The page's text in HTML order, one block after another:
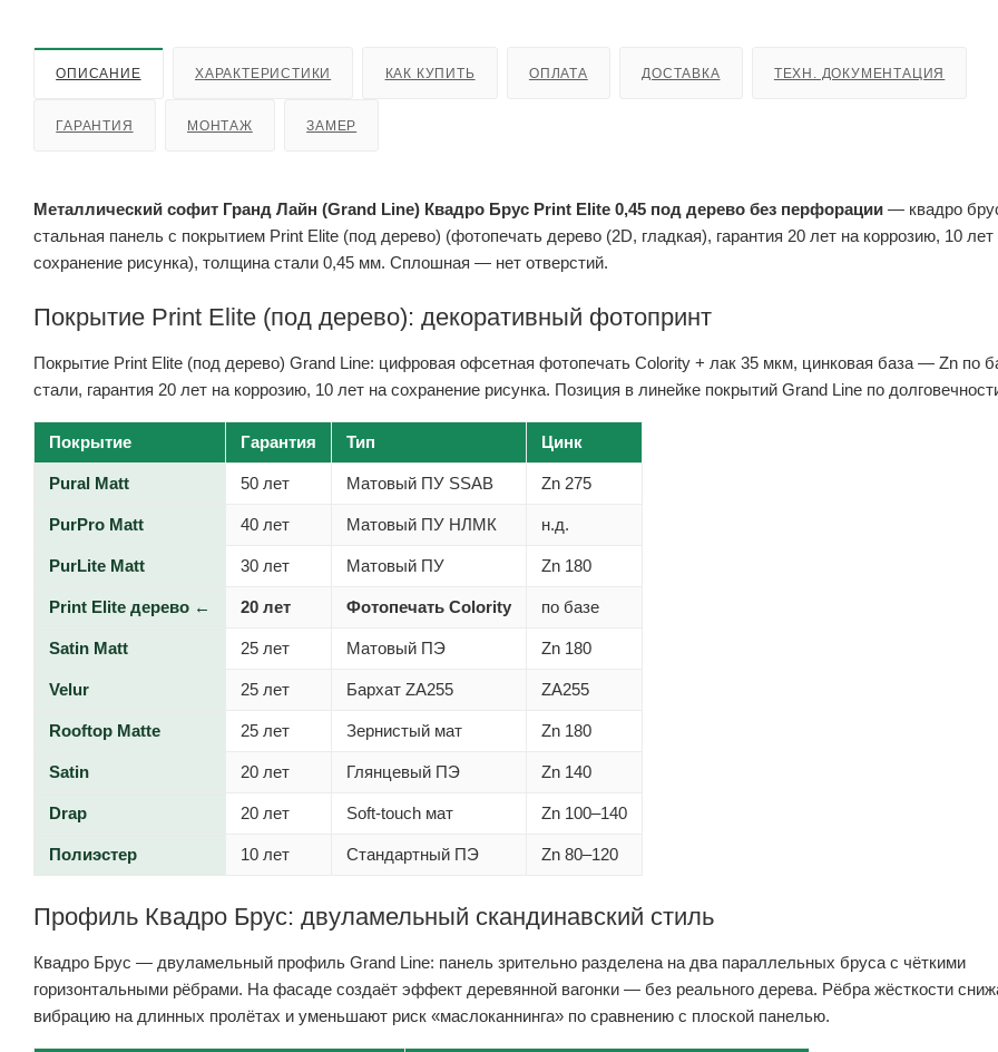
ОПИСАНИЕ ХАРАКТЕРИСТИКИ КАК КУПИТЬ ОПЛАТА ДОСТАВКА ТЕХН. ДОКУМЕНТАЦИЯ
ГАРАНТИЯ МОНТАЖ ЗАМЕР
Металлический софит Гранд Лайн (Grand Line) Квадро Брус Print Elite 0,45 под дерево без перфорации — квадро
стальная панель с покрытием Print Elite (под дерево) (фотопечать дерево (2D, гладкая), гарантия 20 лет на коррозию, 10 лет
сохранение рисунка), толщина стали 0,45 мм. Сплошная — нет отверстий.
Покрытие Print Elite (под дерево): декоративный фотопринт
Покрытие Print Elite (под дерево) Grand Line: цифровая офсетная фотопечать Colority + лак 35 мкм, цинковая база — Zn по
стали, гарантия 20 лет на коррозию, 10 лет на сохранение рисунка. Позиция в линейке покрытий Grand Line по
Покрытие Гарантия Тип Цинк
Pural Matt 50 лет Матовый ПУ SSAB Zn 275
PurPro Matt 40 лет Матовый ПУ НЛМК н.д.
PurLite Matt 30 лет Матовый ПУ Zn 180
Print Elite дерево ← 20 лет Фотопечать Colority по базе
Satin Matt 25 лет Матовый ПЭ Zn 180
Velur 25 лет Бархат ZA255 ZA255
Rooftop Matte 25 лет Зернистый мат Zn 180
Satin 20 лет Глянцевый ПЭ Zn 140
Drap 20 лет Soft-touch мат Zn 100–140
Полиэстер 10 лет Стандартный ПЭ Zn 80–120
Профиль Квадро Брус: двуламельный скандинавский стиль
Квадро Брус — двуламельный профиль Grand Line: панель зрительно разделена на два параллельных бруса с чёткими
горизонтальными рёбрами. На фасаде создаёт эффект деревянной вагонки — без реального дерева. Рёбра жёсткости
вибрацию на длинных пролётах и уменьшают риск «маслоканнинга» по сравнению с плоской панелью.